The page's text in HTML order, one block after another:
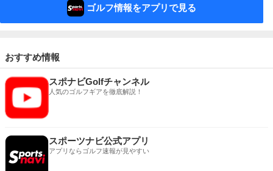
ゴルフ情報をアプリで見る
おすすめ情報
スポナビGolfチャンネル
人気のゴルフギアを徹底解説！
スポーツナビ公式アプリ
アプリならゴルフ速報が見やすい